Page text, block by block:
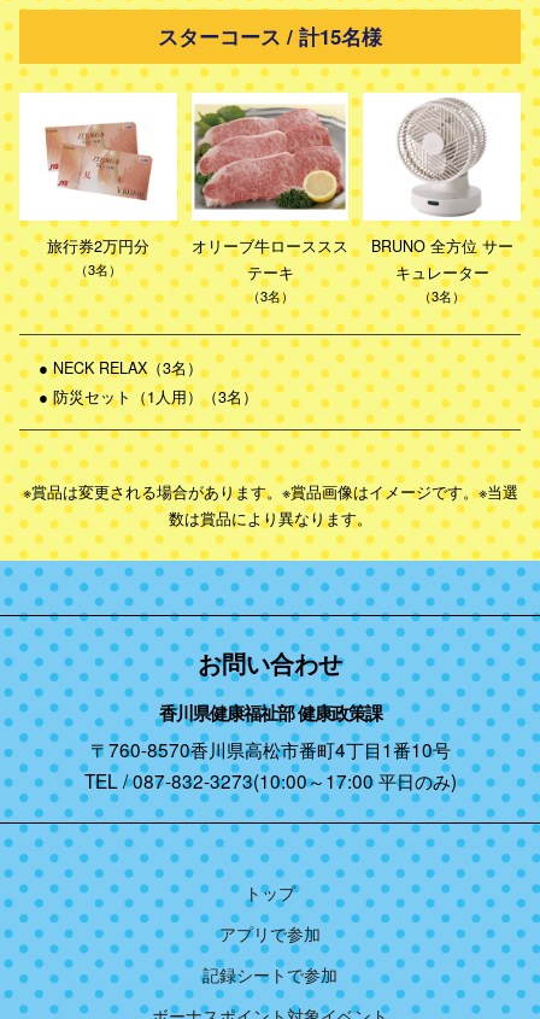
スターコース / 計15名様
旅行券2万円分
（3名）
オリーブ牛ローススス
テーキ
（3名）
BRUNO 全方位 サー
キュレーター
（3名）
● NECK RELAX（3名）
● 防災セット（1人用）（3名）
※賞品は変更される場合があります。※賞品画像はイメージです。※当選
数は賞品により異なります。
お問い合わせ
香川県健康福祉部 健康政策課
〒760-8570香川県高松市番町4丁目1番10号
TEL / 087-832-3273(10:00～17:00 平日のみ)
トップ
アプリで参加
記録シートで参加